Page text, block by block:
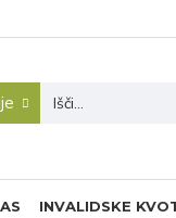
INVALIDSKE